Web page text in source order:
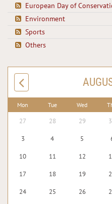
European Day of
Environment
Sports
Others
Mon Tue Wed
27 28 29
3 4 5
10 11 12
17 18 19
24 25 26